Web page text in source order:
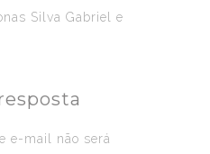
Silva Gabriel e
e-mail não será